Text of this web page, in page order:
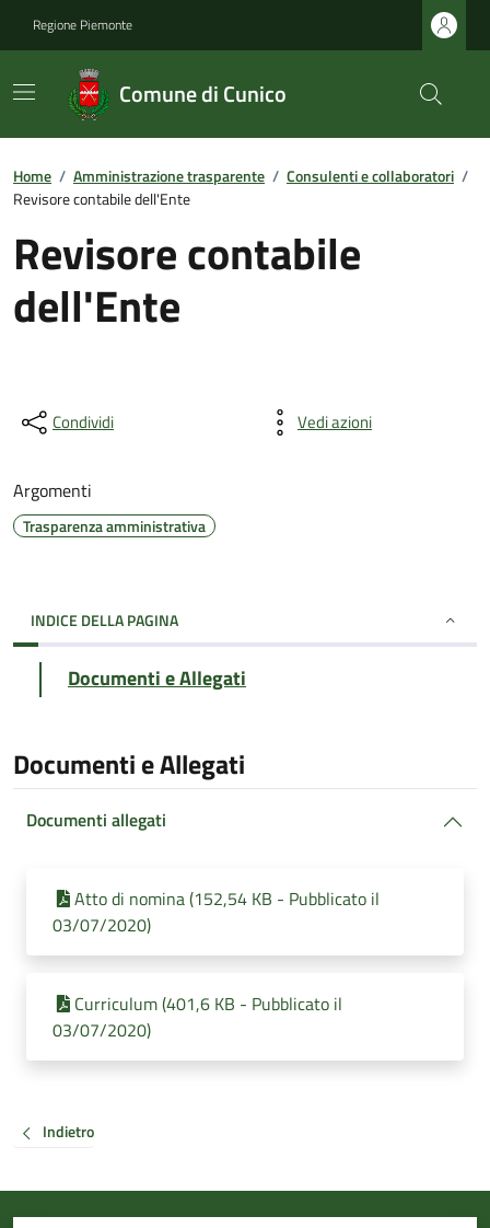
Regione Piemonte
Comune di Cunico
Home / Amministrazione trasparente / Consulenti e collaboratori /
Revisore contabile dell'Ente
Revisore contabile
dell'Ente
Condividi Vedi azioni
Argomenti
Trasparenza amministrativa
INDICE DELLA PAGINA
Documenti e Allegati
Documenti e Allegati
Documenti allegati
Atto di nomina (152,54 KB - Pubblicato il
03/07/2020)
Curriculum (401,6 KB - Pubblicato il
03/07/2020)
Indietro